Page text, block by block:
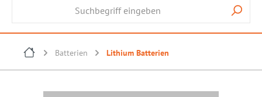
Batterien Lithium Batterien